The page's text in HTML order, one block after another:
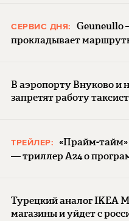
СЕРВИС ДНЯ:
Geuneullo
прокладывает
В аэропорту Внуково и
запретят работу
ТРЕЙЛЕР:
«Прайм-
— триллер A24 о
Турецкий аналог IKEA
магазины и уйдет с